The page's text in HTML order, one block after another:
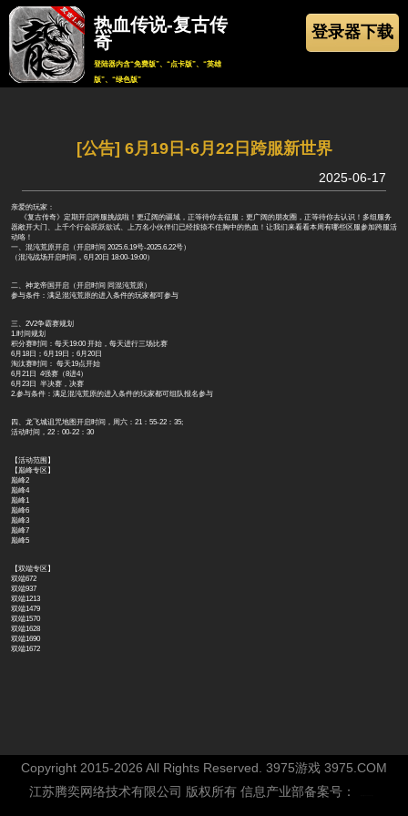
热血传说-复古传
奇
登陆器内含“免费版”、“点卡版”、“英雄
版”、“绿色版”
登录器下载
返回
[公告] 6月19日-6月22日跨服新世界
2025-06-17
亲爱的玩家：
《复古传奇》定期开启跨服挑战啦！更辽阔的疆域，正等待你去征服；更广阔的朋友圈，正等待你去认识！多组服务
器敞开大门、上千个行会跃跃欲试、上万名小伙伴们已经按捺不住胸中的热血！让我们来看看本周有哪些区服参加跨服活
动咯！
一、混沌荒原开启（开启时间 2025.6.19号-2025.6.22号）
（混沌战场开启时间，6月20日 18:00-19:00）
二、神龙帝国开启（开启时间 同混沌荒原）
参与条件：满足混沌荒原的进入条件的玩家都可参与
三、2V2争霸赛规划
1.时间规划
积分赛时间：每天19:00 开始，每天进行三场比赛
6月18日；6月19日；6月20日
淘汰赛时间： 每天19点开始
6月21日 4强赛（8进4）
6月23日 半决赛，决赛
2.参与条件：满足混沌荒原的进入条件的玩家都可组队报名参与
四、龙飞城诅咒地图开启时间，周六：21：55-22：35;
活动时间，22：00-22：30
【活动范围】
【巅峰专区】
巅峰2
巅峰4
巅峰1
巅峰6
巅峰3
巅峰7
巅峰5
【双端专区】
双端672
双端937
双端1213
双端1479
双端1570
双端1628
双端1690
双端1672
Copyright 2015-2026 All Rights Reserved. 3975游戏 3975.COM
江苏腾奕网络技术有限公司 版权所有 信息产业部备案号：